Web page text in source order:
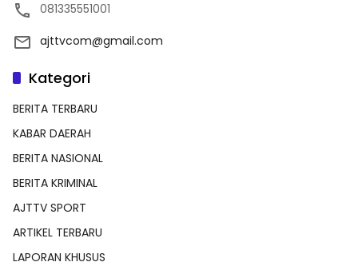
081335551001
ajttvcom@gmail.com
Kategori
BERITA TERBARU
KABAR DAERAH
BERITA NASIONAL
BERITA KRIMINAL
AJTTV SPORT
ARTIKEL TERBARU
LAPORAN KHUSUS